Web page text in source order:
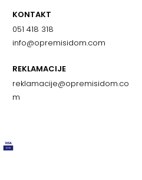
KONTAKT
051 418 318
info@opremisidom.com
REKLAMACIJE
reklamacije@opremisidom.co
m